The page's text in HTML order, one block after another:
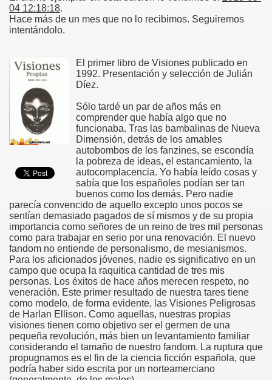
04 12:18:18.
Hace más de un mes que no lo recibimos. Seguiremos
intentándolo.
El primer libro de Visiones publicado en
1992. Presentación y selección de Julián
Díez.
Sólo tardé un par de años más en
comprender que había algo que no
funcionaba. Tras las bambalinas de Nueva
Dimensión, detrás de los amables
autobombos de los fanzines, se escondía
la pobreza de ideas, el estancamiento, la
autocomplacencia. Yo había leído cosas y
sabía que los españoles podían ser tan
buenos como los demás. Pero nadie
parecía convencido de aquello excepto unos pocos se
sentían demasiado pagados de sí mismos y de su propia
importancia como señores de un reino de tres mil personas
como para trabajar en serio por una renovación. El nuevo
fandom no entiende de personalismo, de mesianismos.
Para los aficionados jóvenes, nadie es significativo en un
campo que ocupa la raquitica cantidad de tres mis
personas. Los éxitos de hace años merecen respeto, no
veneración. Este primer resultado de nuestra tares tiene
como modelo, de forma evidente, las Visiones Peligrosas
de Harlan Ellison. Como aquellas, nuestras propias
visiones tienen como objetivo ser el germen de una
pequeña revolución, más bien un levantamiento familiar
considerando el tamaño de nuestro fandom. La ruptura que
propugnamos es el fin de la ciencia ficción española, que
podría haber sido escrita por un norteamerciano